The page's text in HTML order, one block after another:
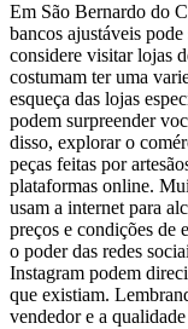
Em São Bernardo do
bancos ajustáveis
considere visitar lojas
costumam ter uma
esqueça das lojas
podem surpreender
disso, explorar o
peças feitas por
plataformas online.
usam a internet para
preços e condições de
o poder das redes
Instagram podem
que existiam.
vendedor e a